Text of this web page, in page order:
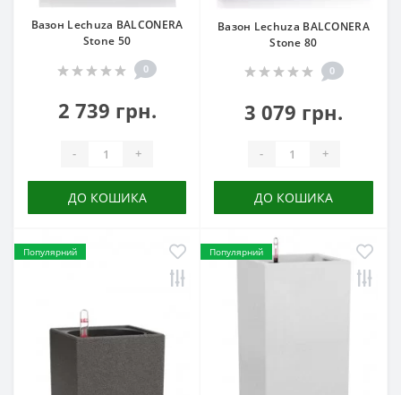
Вазон Lechuza BALCONERA
Stone 50
0
2 739 грн.
- +
ДО КОШИКА
Вазон Lechuza BALCONERA
Stone 80
0
3 079 грн.
- +
ДО КОШИКА
Популярний Популярний